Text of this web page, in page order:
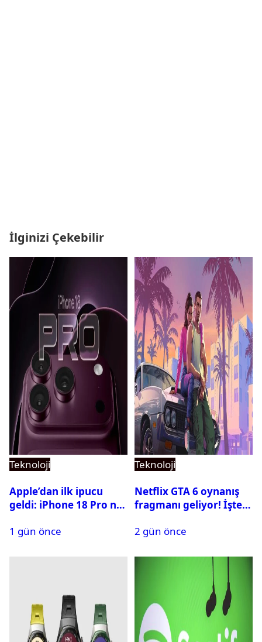
İlginizi Çekebilir
Teknoloji
Apple’dan ilk ipucu
geldi: iPhone 18 Pro ne
1 gün önce
Teknoloji
Netflix GTA 6 oynanış
fragmanı geliyor! İşte
2 gün önce